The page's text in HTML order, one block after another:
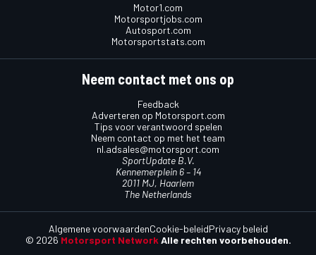
Motor1.com
Motorsportjobs.com
Autosport.com
Motorsportstats.com
Neem contact met ons op
Feedback
Adverteren op Motorsport.com
Tips voor verantwoord spelen
Neem contact op met het team
nl.adsales@motorsport.com
SportUpdate B.V.
Kennemerplein 6 – 14
2011 MJ, Haarlem
The Netherlands
© 2026 Motorsport Network Alle rechten voorbehouden.
Algemene voorwaardenCookie-beleidPrivacy beleid